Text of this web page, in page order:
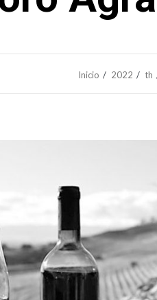
Inicio 2022 th